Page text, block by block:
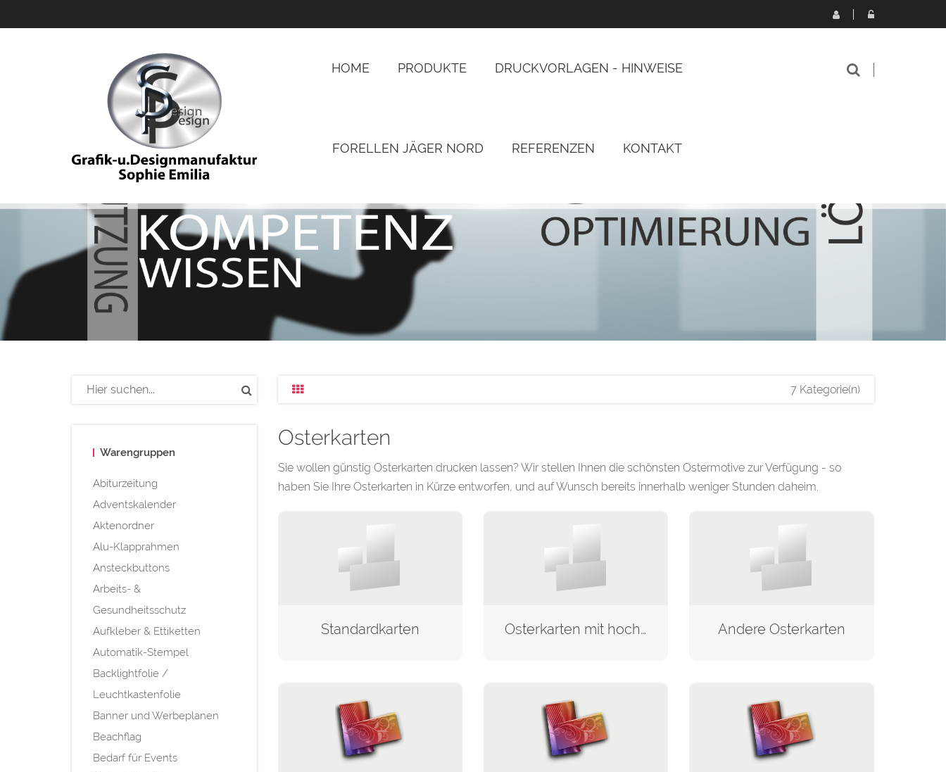
HOME PRODUKTE DRUCKVORLAGEN - HINWEISE
FORELLEN JÄGER NORD REFERENZEN KONTAKT
Warengruppen
Abiturzeitung
Adventskalender
Aktenordner
Alu-Klapprahmen
Ansteckbuttons
Arbeits- &
Gesundheitsschutz
Aufkleber & Ettiketten
Automatik-Stempel
Backlightfolie /
Leuchtkastenfolie
Banner und Werbeplanen
Beachflag
Bedarf für Events
7 Kategorie(n)
Osterkarten
Sie wollen günstig Osterkarten drucken lassen? Wir stellen Ihnen die schönsten Ostermotive zur Verfügung - so
haben Sie Ihre Osterkarten in Kürze entworfen, und auf Wunsch bereits innerhalb weniger Stunden daheim.
Standardkarten Osterkarten mit hochwertiger Veredelung Andere Osterkarten